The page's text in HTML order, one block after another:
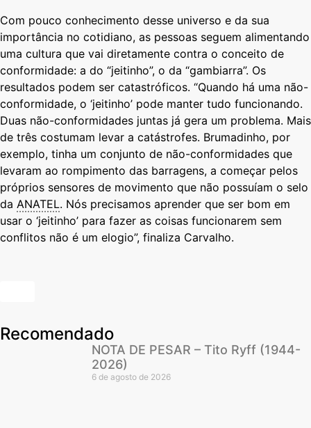
Com pouco conhecimento desse universo e da sua
importância no cotidiano, as pessoas seguem alimentando
uma cultura que vai diretamente contra o conceito de
conformidade: a do “jeitinho”, o da “gambiarra”. Os
resultados podem ser catastróficos. “Quando há uma não-
conformidade, o ‘jeitinho’ pode manter tudo funcionando.
Duas não-conformidades juntas já gera um problema. Mais
de três costumam levar a catástrofes. Brumadinho, por
exemplo, tinha um conjunto de não-conformidades que
levaram ao rompimento das barragens, a começar pelos
próprios sensores de movimento que não possuíam o selo
da ANATEL. Nós precisamos aprender que ser bom em
usar o ‘jeitinho’ para fazer as coisas funcionarem sem
conflitos não é um elogio”, finaliza Carvalho.
Recomendado
NOTA DE PESAR – Tito Ryff (1944-
2026)
6 de agosto de 2026